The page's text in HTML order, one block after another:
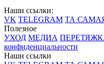
Наши ссылки:
VK TELEGRAM ТА
Полезное
УХОД МЕДИА
конфиденциальности
Наши ссылки